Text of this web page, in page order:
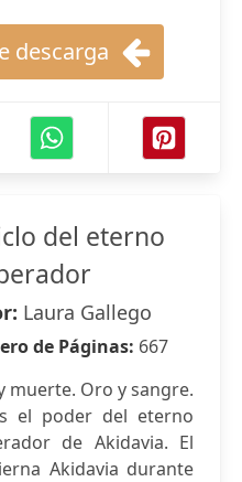
descarga
del eterno
Laura Gallego
de Páginas: 667
muerte. Oro y sangre.
el poder del eterno
de Akidavia. El
Akidavia durante